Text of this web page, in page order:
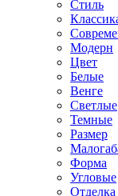
Стиль
Модерн
Цвет
Белые
Венге
Светлые
Темные
Размер
Форма
Угловые